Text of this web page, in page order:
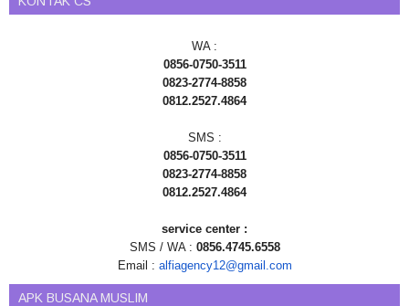
WA :
0856-0750-3511
0823-2774-8858
0812.2527.4864
SMS :
0856-0750-3511
0823-2774-8858
0812.2527.4864
service center :
SMS / WA : 0856.4745.6558
Email : alfiagency12@gmail.com
APK BUSANA MUSLIM